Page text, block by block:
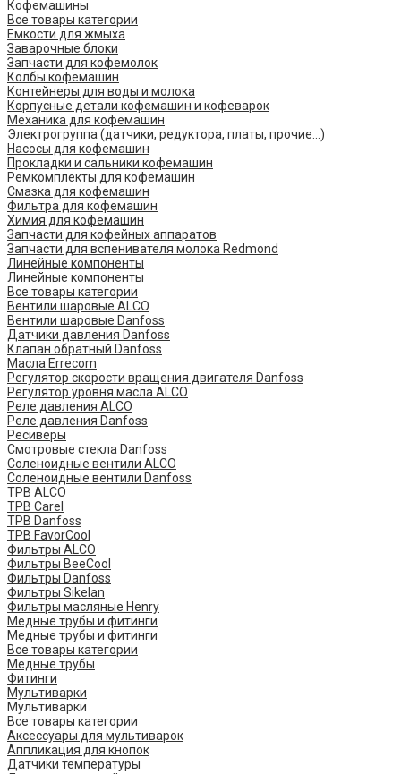
Кофемашины
Все товары категории
Емкости для жмыха
Заварочные блоки
Запчасти для кофемолок
Колбы кофемашин
Контейнеры для воды и молока
Корпусные детали кофемашин и кофеварок
Механика для кофемашин
Электрогруппа (датчики, редуктора, платы, прочие...)
Насосы для кофемашин
Прокладки и сальники кофемашин
Ремкомплекты для кофемашин
Смазка для кофемашин
Фильтра для кофемашин
Химия для кофемашин
Запчасти для кофейных аппаратов
Запчасти для вспенивателя молока Redmond
Линейные компоненты
Линейные компоненты
Все товары категории
Вентили шаровые ALCO
Вентили шаровые Danfoss
Датчики давления Danfoss
Клапан обратный Danfoss
Масла Errecom
Регулятор скорости вращения двигателя Danfoss
Регулятор уровня масла ALCO
Реле давления ALCO
Реле давления Danfoss
Ресиверы
Смотровые стекла Danfoss
Соленоидные вентили ALCO
Соленоидные вентили Danfoss
ТРВ ALCO
ТРВ Carel
ТРВ Danfoss
ТРВ FavorCool
Фильтры ALCO
Фильтры BeeCool
Фильтры Danfoss
Фильтры Sikelan
Фильтры масляные Henry
Медные трубы и фитинги
Медные трубы и фитинги
Все товары категории
Медные трубы
Фитинги
Мультиварки
Мультиварки
Все товары категории
Аксессуары для мультиварок
Аппликация для кнопок
Датчики температуры